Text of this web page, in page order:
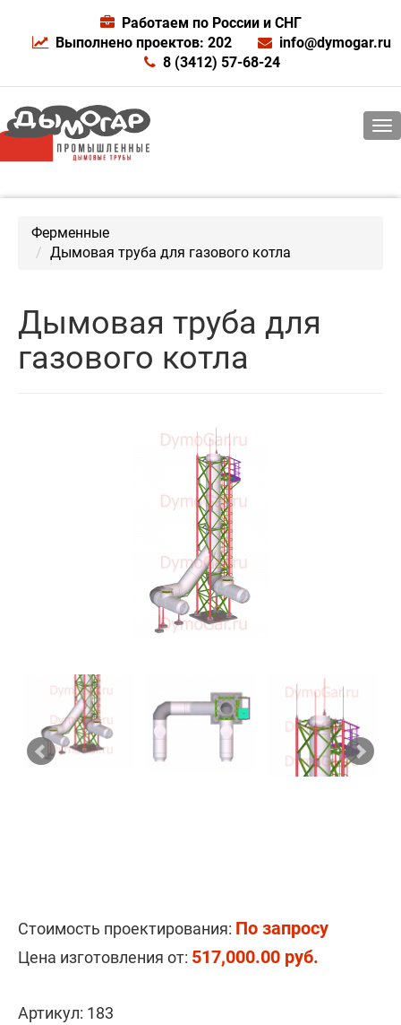
Работаем по России и СНГ
Выполнено проектов: 202
info@dymogar.ru
8 (3412) 57-68-24
Ферменные
Дымовая труба для газового котла
Дымовая труба для
газового котла
Стоимость проектирования: По запросу
Цена изготовления от: 517,000.00 руб.
Артикул: 183